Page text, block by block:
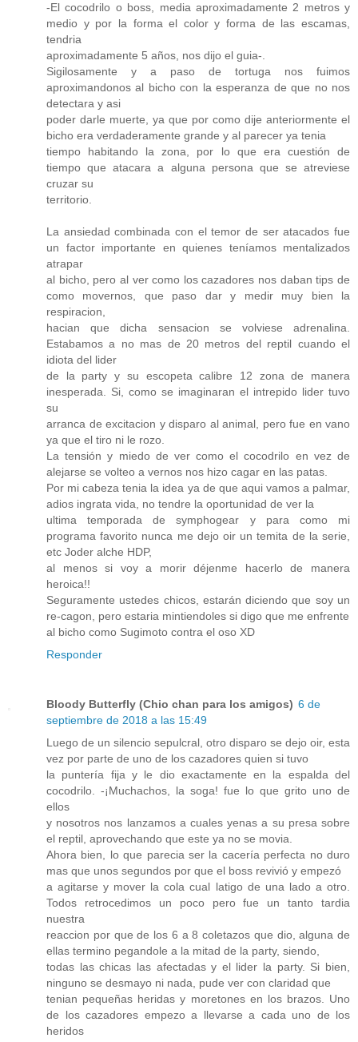
-El cocodrilo o boss, media aproximadamente 2 metros y
medio y por la forma el color y forma de las escamas,
tendria
aproximadamente 5 años, nos dijo el guia-.
Sigilosamente y a paso de tortuga nos fuimos
aproximandonos al bicho con la esperanza de que no nos
detectara y asi
poder darle muerte, ya que por como dije anteriormente el
bicho era verdaderamente grande y al parecer ya tenia
tiempo habitando la zona, por lo que era cuestión de
tiempo que atacara a alguna persona que se atreviese
cruzar su
territorio.
La ansiedad combinada con el temor de ser atacados fue
un factor importante en quienes teníamos mentalizados
atrapar
al bicho, pero al ver como los cazadores nos daban tips de
como movernos, que paso dar y medir muy bien la
respiracion,
hacian que dicha sensacion se volviese adrenalina.
Estabamos a no mas de 20 metros del reptil cuando el
idiota del lider
de la party y su escopeta calibre 12 zona de manera
inesperada. Si, como se imaginaran el intrepido lider tuvo
su
arranca de excitacion y disparo al animal, pero fue en vano
ya que el tiro ni le rozo.
La tensión y miedo de ver como el cocodrilo en vez de
alejarse se volteo a vernos nos hizo cagar en las patas.
Por mi cabeza tenia la idea ya de que aqui vamos a palmar,
adios ingrata vida, no tendre la oportunidad de ver la
ultima temporada de symphogear y para como mi
programa favorito nunca me dejo oir un temita de la serie,
etc Joder alche HDP,
al menos si voy a morir déjenme hacerlo de manera
heroica!!
Seguramente ustedes chicos, estarán diciendo que soy un
re-cagon, pero estaria mintiendoles si digo que me enfrente
al bicho como Sugimoto contra el oso XD
Responder
Bloody Butterfly (Chio chan para los amigos) 6 de
septiembre de 2018 a las 15:49
Luego de un silencio sepulcral, otro disparo se dejo oir, esta
vez por parte de uno de los cazadores quien si tuvo
la puntería fija y le dio exactamente en la espalda del
cocodrilo. -¡Muchachos, la soga! fue lo que grito uno de
ellos
y nosotros nos lanzamos a cuales yenas a su presa sobre
el reptil, aprovechando que este ya no se movia.
Ahora bien, lo que parecia ser la cacería perfecta no duro
mas que unos segundos por que el boss revivió y empezó
a agitarse y mover la cola cual latigo de una lado a otro.
Todos retrocedimos un poco pero fue un tanto tardia
nuestra
reaccion por que de los 6 a 8 coletazos que dio, alguna de
ellas termino pegandole a la mitad de la party, siendo,
todas las chicas las afectadas y el lider la party. Si bien,
ninguno se desmayo ni nada, pude ver con claridad que
tenian pequeñas heridas y moretones en los brazos. Uno
de los cazadores empezo a llevarse a cada uno de los
heridos